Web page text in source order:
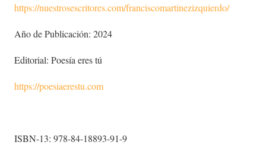
https://nuestrosescritores.com/franciscomartinezizquierdo/
Año de Publicación: 2024
Editorial: Poesía eres tú
https://poesiaerestu.com
ISBN-13: 978-84-18893-91-9